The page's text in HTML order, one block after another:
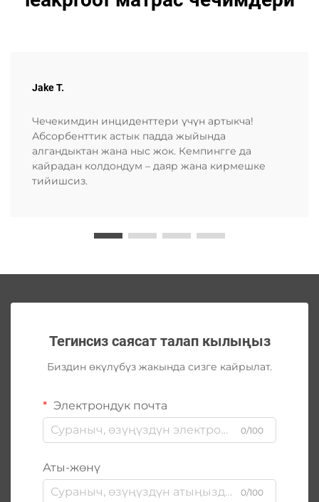
Jake T.
Чечекимдин инциденттери үчүн артыкча!
Абсорбенттик астык падда жыйында
алгандыктан жана ныс жок. Кемпингге да
кайрадан колдондум – даяр жана кирмешке
тийишсиз.
Тегинсиз саясат талап кылыңыз
Биздин өкүлүбүз жакында сизге кайрылат.
Электрондук почта
0/100
Аты-жөнү
0/100